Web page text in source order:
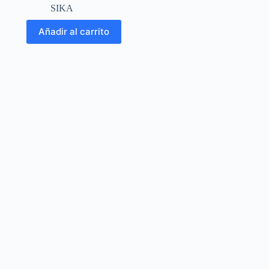
SIKA
Añadir al carrito